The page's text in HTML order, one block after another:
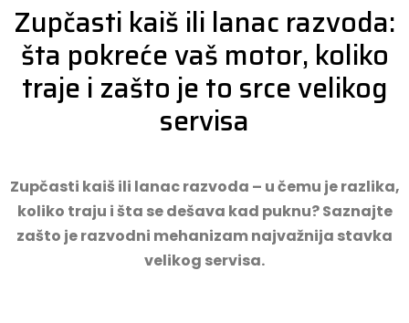
Zupčasti kaiš ili lanac razvoda:
šta pokreće vaš motor, koliko
traje i zašto je to srce velikog
servisa
Zupčasti kaiš ili lanac razvoda – u čemu je razlika,
koliko traju i šta se dešava kad puknu? Saznajte
zašto je razvodni mehanizam najvažnija stavka
velikog servisa.